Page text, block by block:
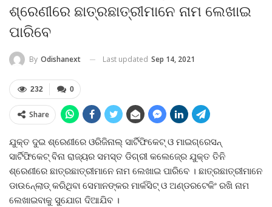
ଶ୍ରେଣୀରେ ଛାତ୍ରଛାତ୍ରୀମାନେ ନାମ ଲେଖାଇ
ପାରିବେ
By Odishanext Last updated Sep 14, 2021
0
232
Share
ଯୁକ୍ତ ଦୁଇ ଶ୍ରେଣୀରେ ଓରିଜିନାଲ୍‍ ସାର୍ଟିଫିକେଟ୍‍ ଓ ମାଇଗ୍ରେସନ୍‍
ସାର୍ଟିଫିକେଟ୍‍ ବିନା ରାଜ୍ୟର ସମସ୍ତ ଡିଗ୍ରୀ କଲେଜ୍‍ରେ ଯୁକ୍ତ ତିନି
ଶ୍ରେଣୀରେ ଛାତ୍ରଛାତ୍ରୀମାନେ ନାମ ଲେଖାଇ ପାରିବେ । ଛାତ୍ରଛାତ୍ରୀମାନେ
ଡାଉନ୍‍ଲୋଡ୍‍ କରିଥିବା ସେମାନଙ୍କର ମାର୍କସିଟ୍‍ ଓ ଅଣ୍ଡରଟେକିଂ ରଖି ନାମ
ଲେଖାଇବାକୁ ସୁଯୋଗ ଦିଆଯିବ ।